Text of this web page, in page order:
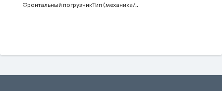
Фронтальный погрузчикТип (механика/..